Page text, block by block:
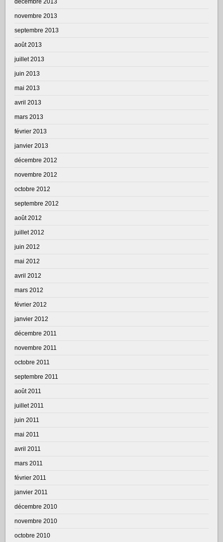
novembre 2013
septembre 2013
août 2013
juillet 2013
juin 2013
mai 2013
avril 2013
mars 2013
février 2013
janvier 2013
décembre 2012
novembre 2012
octobre 2012
septembre 2012
août 2012
juillet 2012
juin 2012
mai 2012
avril 2012
mars 2012
février 2012
janvier 2012
décembre 2011
novembre 2011
octobre 2011
septembre 2011
août 2011
juillet 2011
juin 2011
mai 2011
avril 2011
mars 2011
février 2011
janvier 2011
décembre 2010
novembre 2010
octobre 2010